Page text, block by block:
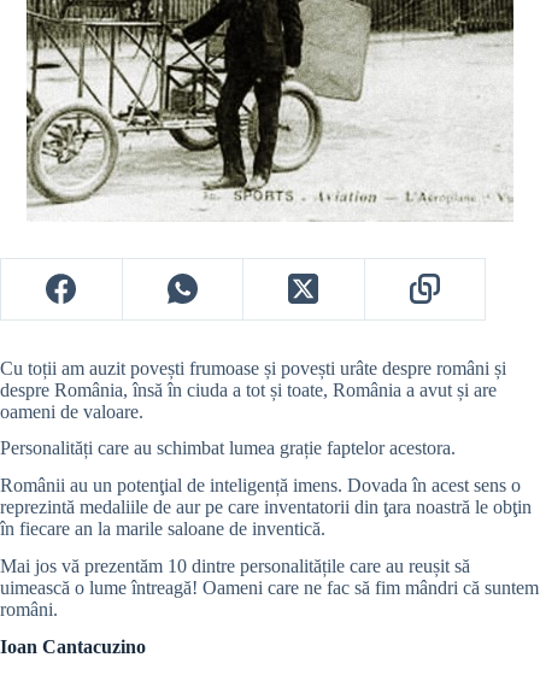
Cu toții am auzit povești frumoase și povești urâte despre români și
despre România, însă în ciuda a tot și toate, România a avut și are
oameni de valoare.
Personalități care au schimbat lumea grație faptelor acestora.
Românii au un potenţial de inteligență imens. Dovada în acest sens o
reprezintă medaliile de aur pe care inventatorii din ţara noastră le obţin
în fiecare an la marile saloane de inventică.
Mai jos vă prezentăm 10 dintre personalitățile care au reușit să
uimească o lume întreagă! Oameni care ne fac să fim mândri că suntem
români.
Ioan Cantacuzino